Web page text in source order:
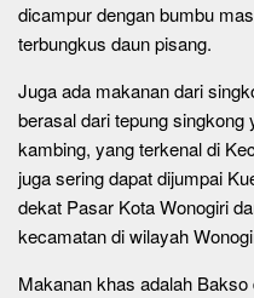
dicampur dengan bumbu
terbungkus daun pisang.
Juga ada makanan dari
berasal dari tepung
kambing, yang terkenal di
juga sering dapat dijumpai
dekat Pasar Kota Wonogiri
kecamatan di wilayah
Makanan khas adalah